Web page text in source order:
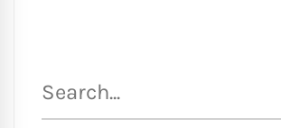
para